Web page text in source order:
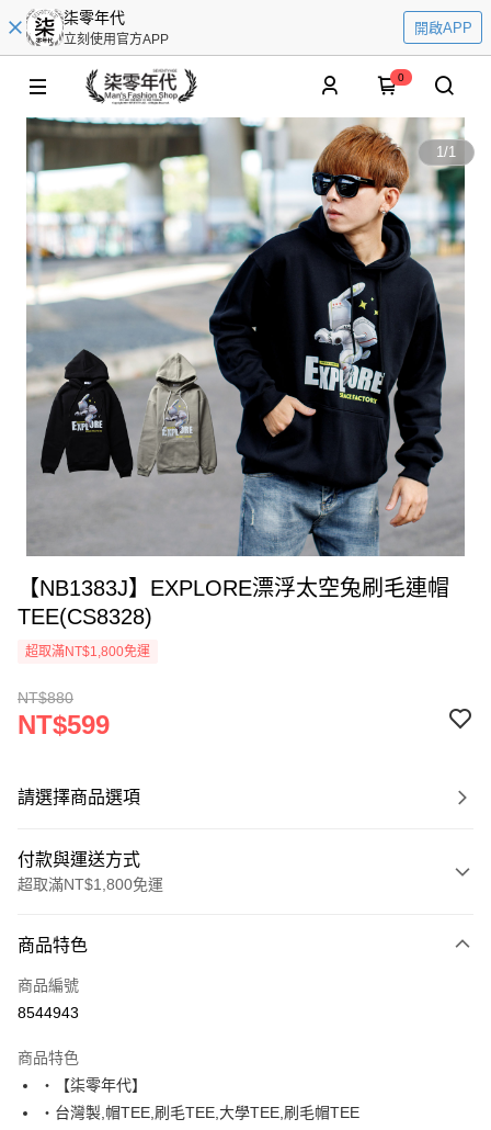
柒零年代
立刻使用官方APP
開啟APP
0
1/1
【NB1383J】EXPLORE漂浮太空兔刷毛連帽
TEE(CS8328)
超取滿NT$1,800免運
NT$880
NT$599
請選擇商品選項
付款與運送方式
超取滿NT$1,800免運
信用卡一次付款
超商取貨付款
Apple Pay
街口支付
商品特色
商品編號
8544943
商品特色
‧【柒零年代】
‧台灣製,帽TEE,刷毛TEE,大學TEE,刷毛帽TEE